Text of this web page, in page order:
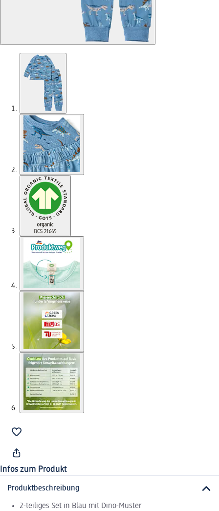
Infos zum Produkt
Produktbeschreibung
2-teiliges Set in Blau mit Dino-Muster